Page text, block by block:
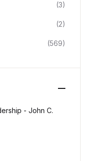
(3)
(2)
(569)
- John C.